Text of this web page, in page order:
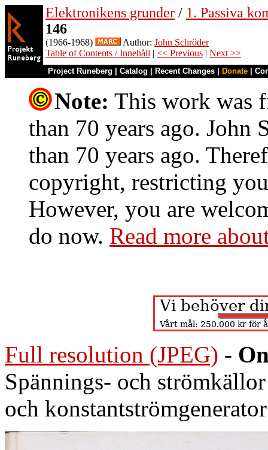
Elektronikens grunder / 1. Passiva
146
(1966-1968) Author: John Schröder
Table of Contents / Innehåll | << Previous | Next >>
Project Runeberg Catalog Recent Changes Donate
Note: This work was
than 70 years ago. John
than 70 years ago.
copyright, restricting
However, you are
do now. Read more
Full resolution (JPEG) -
Spännings- och
och konstantströmgenerator